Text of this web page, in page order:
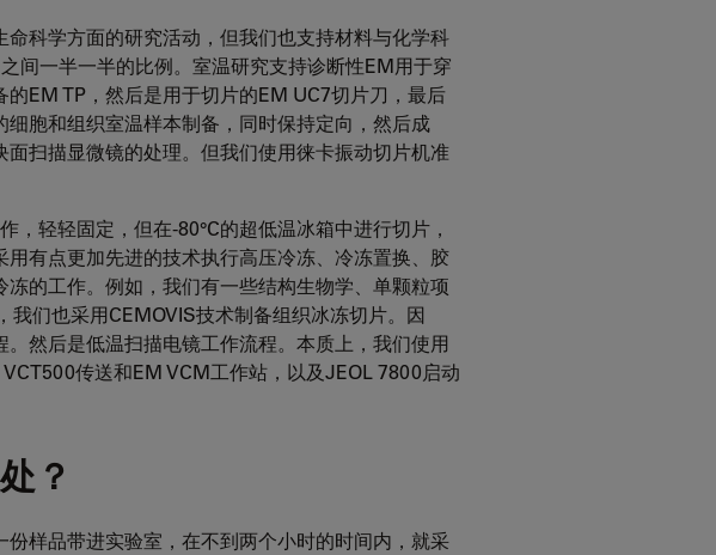
科学方面的研究活动，但我们也支持材料与化学科
间一半一半的比例。室温研究支持诊断性EM用于穿
EM TP，然后是用于切片的EM UC7切片刀，最后
胞和组织室温样本制备，同时保持定向，然后成
扫描显微镜的处理。但我们使用徕卡振动切片机准
轻轻固定，但在-80°C的超低温冰箱中进行切片，
有点更加先进的技术执行高压冷冻、冷冻置换、胶
的工作。例如，我们有一些结构生物学、单颗粒项
们也采用CEMOVIS技术制备组织冰冻切片。因
然后是低温扫描电镜工作流程。本质上，我们使用
传送和EM VCM工作站，以及JEOL 7800启动
？
样品带进实验室，在不到两个小时的时间内，就采